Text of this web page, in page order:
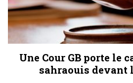
Une Cour GB porte le
sahraouis devant